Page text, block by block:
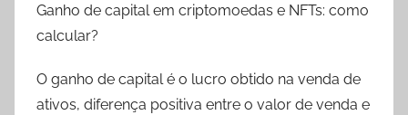
Ganho de capital em criptomoedas e NFTs: como
calcular?
O ganho de capital é o lucro obtido na venda de
ativos, diferença positiva entre o valor de venda e